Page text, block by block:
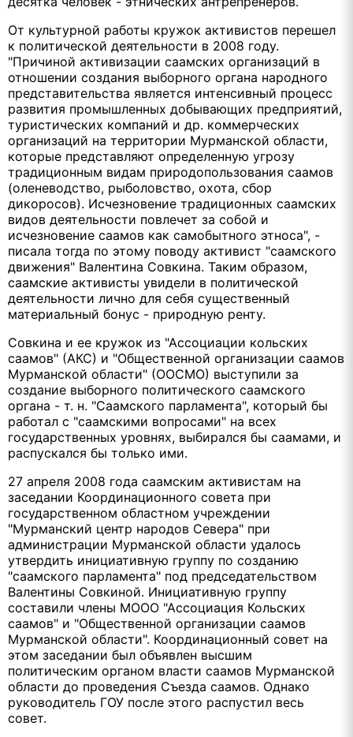
От культурной работы кружок активистов перешел
к политической деятельности в 2008 году.
"Причиной активизации саамских организаций в
отношении создания выборного органа народного
представительства является интенсивный процесс
развития промышленных добывающих предприятий,
туристических компаний и др. коммерческих
организаций на территории Мурманской области,
которые представляют определенную угрозу
традиционным видам природопользования саамов
(оленеводство, рыболовство, охота, сбор
дикоросов). Исчезновение традиционных саамских
видов деятельности повлечет за собой и
исчезновение саамов как самобытного этноса", -
писала тогда по этому поводу активист "саамского
движения" Валентина Совкина. Таким образом,
саамские активисты увидели в политической
деятельности лично для себя существенный
материальный бонус - природную ренту.
Совкина и ее кружок из "Ассоциации кольских
саамов" (АКС) и "Общественной организации саамов
Мурманской области" (ООСМО) выступили за
создание выборного политического саамского
органа - т. н. "Саамского парламента", который бы
работал с "саамскими вопросами" на всех
государственных уровнях, выбирался бы саамами, и
распускался бы только ими.
27 апреля 2008 года саамским активистам на
заседании Координационного совета при
государственном областном учреждении
"Мурманский центр народов Севера" при
администрации Мурманской области удалось
утвердить инициативную группу по созданию
"саамского парламента" под председательством
Валентины Совкиной. Инициативную группу
составили члены МООО "Ассоциация Кольских
саамов" и "Общественной организации саамов
Мурманской области". Координационный совет на
этом заседании был объявлен высшим
политическим органом власти саамов Мурманской
области до проведения Съезда саамов. Однако
руководитель ГОУ после этого распустил весь
совет.